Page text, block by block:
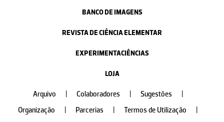
BANCO DE IMAGENS
REVISTA DE CIÊNCIA ELEMENTAR
EXPERIMENTACIÊNCIAS
LOJA
Arquivo Colaboradores Sugestões
Organização
Parcerias Termos de Utilização